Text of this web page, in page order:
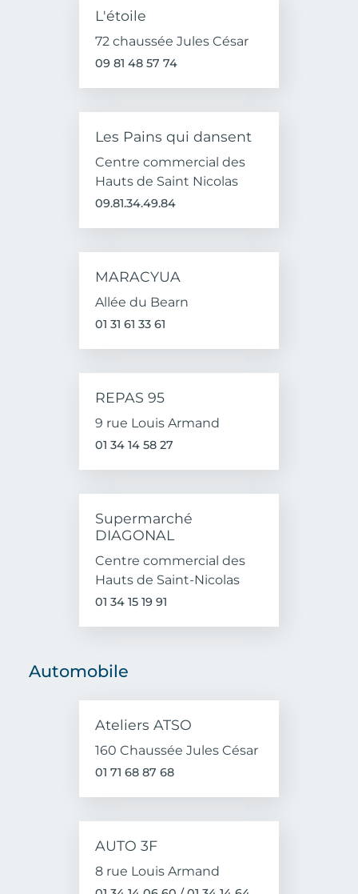
L'étoile
72 chaussée Jules César
09 81 48 57 74
Les Pains qui dansent
Centre commercial des
Hauts de Saint Nicolas
09.81.34.49.84
MARACYUA
Allée du Bearn
01 31 61 33 61
REPAS 95
9 rue Louis Armand
01 34 14 58 27
Supermarché
DIAGONAL
Centre commercial des
Hauts de Saint-Nicolas
01 34 15 19 91
Automobile
Ateliers ATSO
160 Chaussée Jules César
01 71 68 87 68
AUTO 3F
8 rue Louis Armand